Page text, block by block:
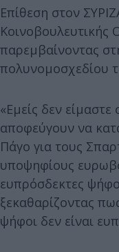
Επίθεση στον
Κοινοβουλευτικής
παρεμβαίνοντας
πολυνομοσχεδίου
«Εμείς δεν
αποφεύγουν να
Πάγο για τους
υποψηφίους
ευπρόσδεκτες
ξεκαθαρίζοντας
ψήφοι δεν είναι